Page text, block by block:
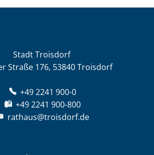
Stadt Troisdorf
Straße 176, 53840 Troisdorf
+49 2241 900-0
+49 2241 900-800
rathaus@troisdorf.de